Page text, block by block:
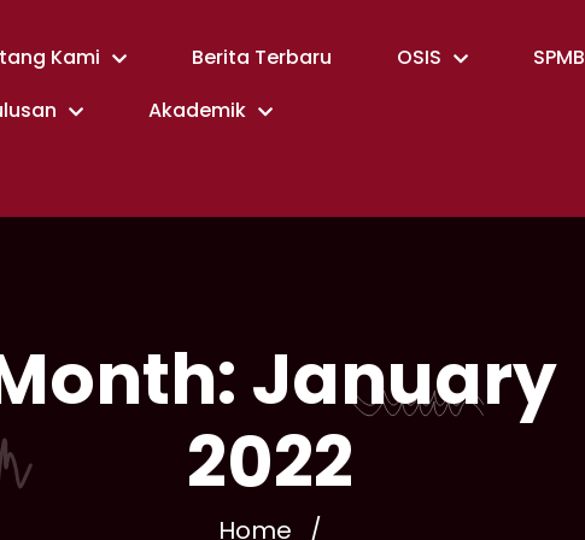
Kami Berita Terbaru OSIS SPMB
Akademik
January
2022
Home